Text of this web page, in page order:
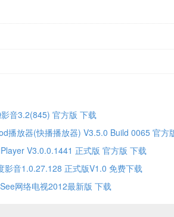
音3.2(845) 官方版 下载
播放器(快播播放器) V3.5.0 Build 0065 官方
V3.0.0.1441 正式版 官方版 下载
影音1.0.27.128 正式版V1.0 免费下载
网络电视2012最新版 下载